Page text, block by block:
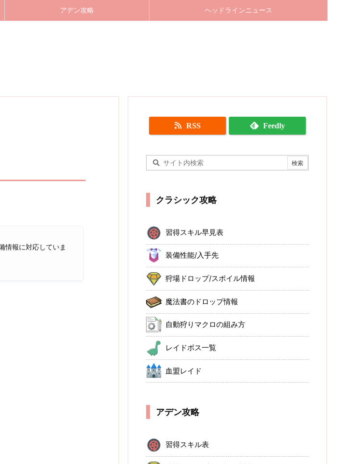
アデン攻略 ヘッドラインニュース
情報に対応していま
RSS Feedly
クラシック攻略
習得スキル早見表
装備性能/入手先
狩場ドロップ/スポイル情報
魔法書のドロップ情報
自動狩りマクロの組み方
レイドボス一覧
血盟レイド
アデン攻略
習得スキル表